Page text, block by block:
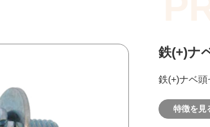
鉄(+)ナ
鉄(+)ナベ
特徴を見